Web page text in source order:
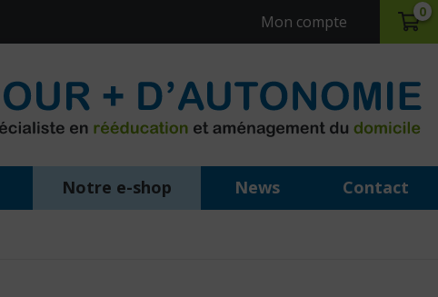
Mon compte
0
Notre e-shop News Contact